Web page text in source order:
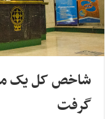
گرفت